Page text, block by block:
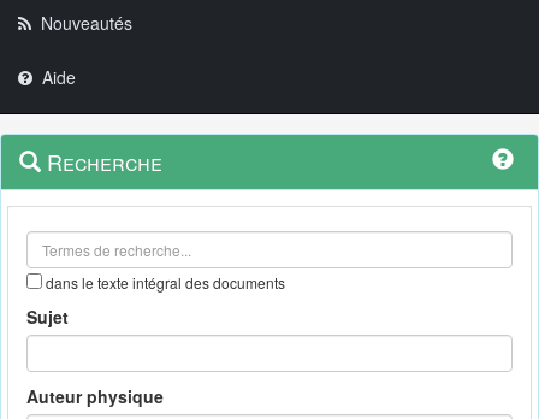
Nouveautés
Aide
Navigation
outils
Menu
contextuel
Recherche
dans le texte intégral des documents
Sujet
Auteur physique